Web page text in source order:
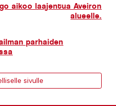
aikoo laajentua Aveiron
alueelle.
parhaiden
sivulle